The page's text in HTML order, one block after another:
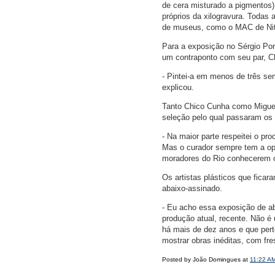
de cera misturado a
próprios da xilogravura. Todas
de museus, como o MAC de
Para a exposição no Sérgio
um contraponto com seu par,
- Pintei-a em menos de três
explicou.
Tanto Chico Cunha como
seleção pelo qual passaram
- Na maior parte respeitei o
Mas o curador sempre tem a
moradores do Rio
Os artistas plásticos que
abaixo-assinado.
- Eu acho essa exposição de
produção atual, recente. Não
há mais de dez anos e que
mostrar obras inéditas, com
Posted by João Domingues at 11:22